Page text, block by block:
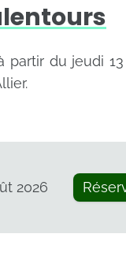
partir du jeudi
2026